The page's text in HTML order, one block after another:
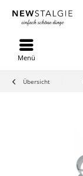
Menü
Übersicht